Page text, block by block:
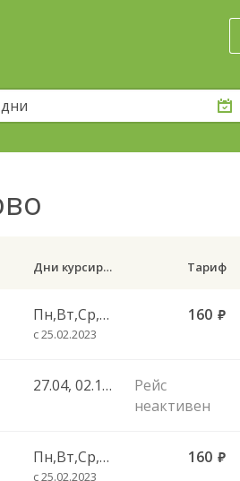
Дни курсирования Тариф
Пн,Вт,Ср,Чт,Пт
с 25.02.2023
160 руб.
27.04, 02.11, 28.12, 01.11
Рейс
неактивен
Пн,Вт,Ср,Чт,Пт
с 25.02.2023
160 руб.